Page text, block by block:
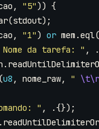
, "5")) {
(stdout);
, "1") or mem .eql(
Nome da tarefa: "
,
.
(u8 , nome_raw, "
" ,
.{});
.